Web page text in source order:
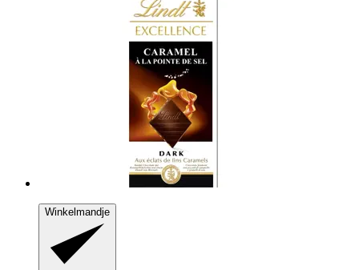
Winkelmandje